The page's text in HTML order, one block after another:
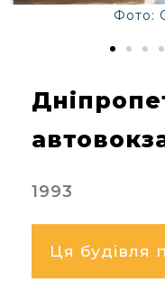
Фото:
1993
Ця будівля